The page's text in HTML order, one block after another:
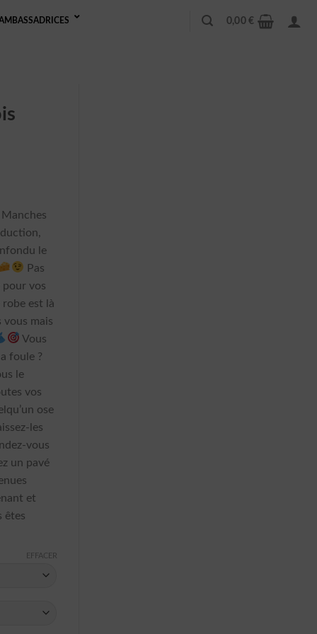
0,00€
le
Pas
pour vos
robe est là
vous mais
Vous
foule ?
le
vos
ose
les
vous
un pavé
et
êtes
EFFACER